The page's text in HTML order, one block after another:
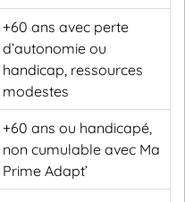
+60 ans avec perte
d’autonomie ou
handicap, ressources
modestes
+60 ans ou handicapé,
non cumulable avec Ma
Prime Adapt’